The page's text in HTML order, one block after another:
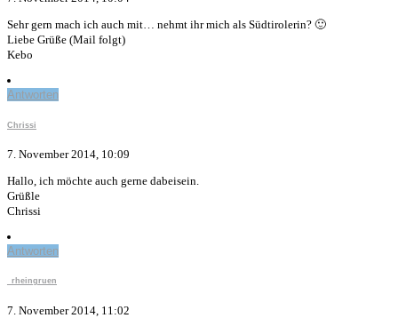
Sehr gern mach ich auch mit… nehmt ihr mich als Südtirolerin? 🙂
Liebe Grüße (Mail folgt)
Kebo
Antworten
Chrissi
7. November 2014, 10:09
Hallo, ich möchte auch gerne dabeisein.
Grüßle
Chrissi
Antworten
_rheingruen
7. November 2014, 11:02